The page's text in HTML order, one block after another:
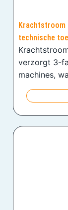
Krachtstroom
technische
verzorgt 3-
machines,